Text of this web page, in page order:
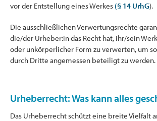
vor der Entstellung eines Werkes (§ 14 UrhG).
Die ausschließlichen Verwertungsrechte
die/der Urheber:in das Recht hat, ihr/sein
oder unkörperlicher Form zu verwerten, um
durch Dritte angemessen beteiligt zu werden.
Urheberrecht: Was kann alles
Das Urheberrecht schützt eine breite Vielfalt